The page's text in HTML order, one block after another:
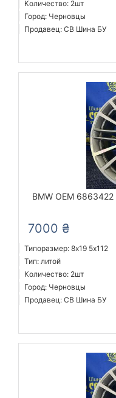
Количество: 2шт
Город: Черновцы
Продавец: СВ Шина БУ
BMW OEM
7000 ₴
Типоразмер: 8x19 5х112
Тип: литой
Количество: 2шт
Город: Черновцы
Продавец: СВ Шина БУ